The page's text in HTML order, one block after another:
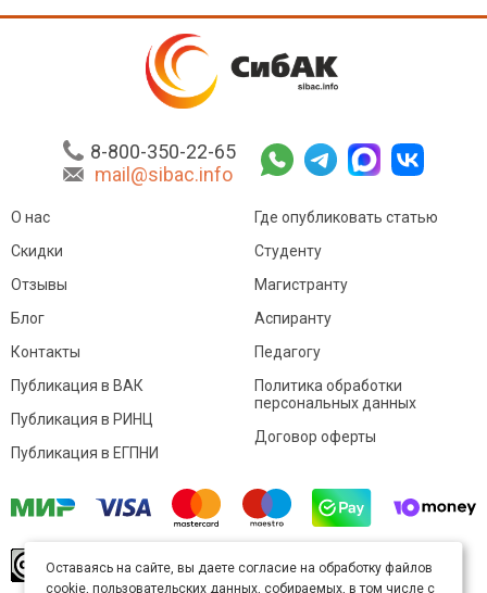
8-800-350-22-65
mail@sibac.info
О нас
Скидки
Отзывы
Блог
Контакты
Где опубликовать статью
Студенту
Магистранту
Аспиранту
Педагогу
Публикация в ВАК
Публикация в РИНЦ
Публикация в ЕГПНИ
Политика обработки
персональных данных
Договор оферты
произведение доступно полицензии Creative
Оставаясь на сайте, вы даете согласие на обработку файлов
cookie, пользовательских данных, собираемых, в том числе с